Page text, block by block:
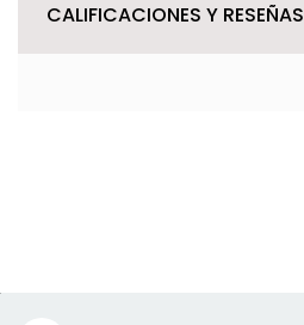
CALIFICACIONES Y RESEÑAS